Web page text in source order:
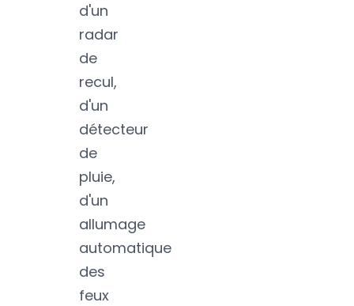
d'un
radar
de
recul,
d'un
détecteur
de
pluie,
d'un
allumage
automatique
des
feux